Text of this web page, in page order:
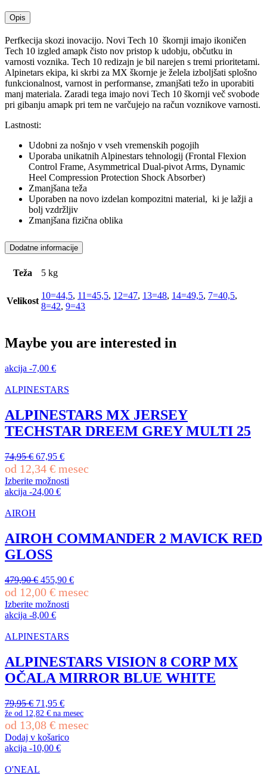
Opis
Perfkecija skozi inovacijo. Novi Tech 10 škornji imajo ikoničen
Tech 10 izgled amapk čisto nov pristop k udobju, občutku in
varnosti voznika. Tech 10 redizajn je bil narejen s tremi prioritetami.
Alpinetars ekipa, ki skrbi za MX škornje je želela izboljšati splošno
funkcionalnost, varnost in performanse, zmanjšati težo in uporabiti
manj materiala. Zaradi tega imajo novi Tech 10 škornji več svobode
pri gibanju amapk pri tem ne varčujejo na račun voznikove varnosti.
Lastnosti:
Udobni za nošnjo v vseh vremenskih pogojih
Uporaba unikatnih Alpinestars tehnologij (Frontal Flexion
Control Frame, Asymmetrical Dual-pivot Arms, Dynamic
Heel Compression Protection Shock Absorber)
Zmanjšana teža
Uporaben na novo izdelan kompozitni material, ki je lažji a
bolj vzdržljiv
Zmanjšana fizična oblika
Dodatne informacije
Teža 5 kg
Velikost
10=44,5, 11=45,5, 12=47, 13=48, 14=49,5, 7=40,5,
8=42, 9=43
Maybe you are interested in
akcija -7,00 €
ALPINESTARS
ALPINESTARS MX JERSEY
TECHSTAR DREEM GREY MULTI 25
74,95€ Izvirna
cena
je
bila:
74,95 €.
67,95 €Trenutna
cena
je:
67,95 €.
od 12,34 € mesec
Izberite možnosti
Ta
ima
različic.
Možnosti
lahko
na
strani
izdelka
akcija -24,00 €
AIROH
AIROH COMMANDER 2 MAVICK RED
GLOSS
479,90€ Izvirna
cena
je
bila:
479,90 €.
455,90 €Trenutna
cena
od 12,00 € mesec
Izberite možnosti
Ta
ima
različic.
Možnosti
lahko
na
strani
izdelka
akcija -8,00 €
ALPINESTARS
ALPINESTARS VISION 8 CORP MX
OČALA MIRROR BLUE WHITE
79,95€ Izvirna
cena
je
bila:
79,95 €.
71,95 €Trenutna
cena
je:
71,95 €.
že od 12,82 € na mesec
od 13,08 € mesec
Dodaj v košarico
akcija -10,00 €
O'NEAL